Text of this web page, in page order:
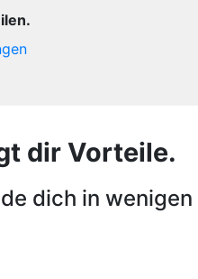
dir Vorteile.
dich in wenigen